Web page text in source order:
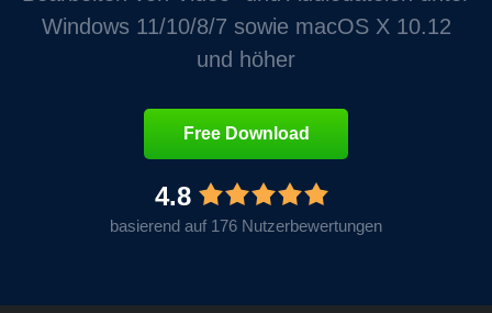
Windows 11/10/8/7 sowie macOS X 10.12
und höher
Free Download
4.8
basierend auf 176 Nutzerbewertungen